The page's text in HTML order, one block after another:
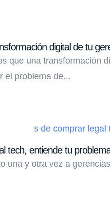
digital de tu
que una transformación
el problema de...
tech, entiende tu
una y otra vez a